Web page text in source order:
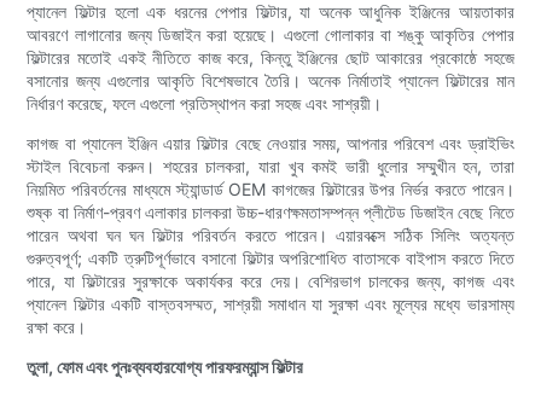
প্যানেল ফিল্টার হলো এক ধরনের পেপার ফিল্টার, যা অনেক আধুনিক ইঞ্জিনের আয়তাকার
আবরণে লাগানোর জন্য ডিজাইন করা হয়েছে। এগুলো গোলাকার বা শঙ্কু আকৃতির পেপার
ফিল্টারের মতোই একই নীতিতে কাজ করে, কিন্তু ইঞ্জিনের ছোট আকারের প্রকোষ্ঠে সহজে
বসানোর জন্য এগুলোর আকৃতি বিশেষভাবে তৈরি। অনেক নির্মাতাই প্যানেল ফিল্টারের মান
নির্ধারণ করেছে, ফলে এগুলো প্রতিস্থাপন করা সহজ এবং সাশ্রয়ী।
কাগজ বা প্যানেল ইঞ্জিন এয়ার ফিল্টার বেছে নেওয়ার সময়, আপনার পরিবেশ এবং ড্রাইভিং
স্টাইল বিবেচনা করুন। শহরের চালকরা, যারা খুব কমই ভারী ধুলোর সম্মুখীন হন, তারা
নিয়মিত পরিবর্তনের মাধ্যমে স্ট্যান্ডার্ড OEM কাগজের ফিল্টারের উপর নির্ভর করতে পারেন।
শুষ্ক বা নির্মাণ-প্রবণ এলাকার চালকরা উচ্চ-ধারণক্ষমতাসম্পন্ন প্লীটেড ডিজাইন বেছে নিতে
পারেন অথবা ঘন ঘন ফিল্টার পরিবর্তন করতে পারেন। এয়ারবক্সে সঠিক সিলিং অত্যন্ত
গুরুত্বপূর্ণ; একটি ত্রুটিপূর্ণভাবে বসানো ফিল্টার অপরিশোধিত বাতাসকে বাইপাস করতে দিতে
পারে, যা ফিল্টারের সুরক্ষাকে অকার্যকর করে দেয়। বেশিরভাগ চালকের জন্য, কাগজ এবং
প্যানেল ফিল্টার একটি বাস্তবসম্মত, সাশ্রয়ী সমাধান যা সুরক্ষা এবং মূল্যের মধ্যে ভারসাম্য
রক্ষা করে।
তুলা, ফোম এবং পুনঃব্যবহারযোগ্য পারফরম্যান্স ফিল্টার